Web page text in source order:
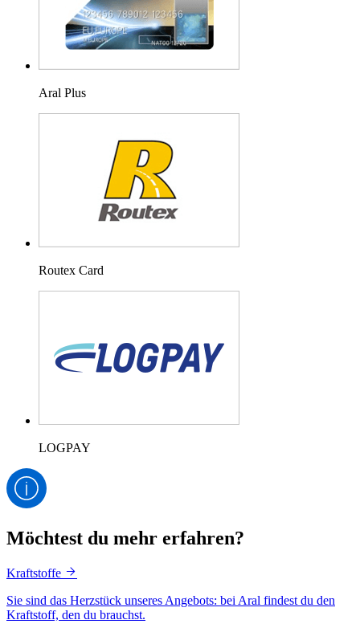
Aral Plus
Routex Card
LOGPAY
Möchtest du mehr erfahren?
Kraftstoffe
Sie sind das Herzstück unseres Angebots: bei Aral findest du den
Kraftstoff, den du brauchst.